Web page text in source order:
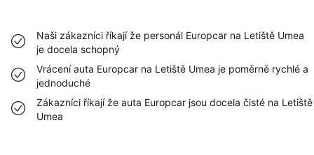
Naši zákazníci říkají že personál Europcar na Letiště Umea
je docela schopný
Vrácení auta Europcar na Letiště Umea je poměrně rychlé a
jednoduché
Zákazníci říkají že auta Europcar jsou docela čisté na Letiště
Umea